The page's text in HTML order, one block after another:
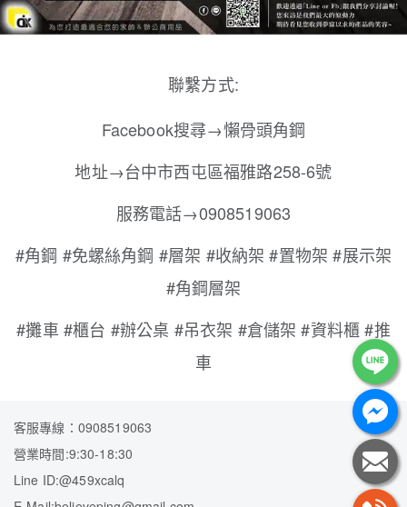
聯繫方式:
Facebook搜尋→懶骨頭角鋼
地址→台中市西屯區福雅路258-6號
服務電話→0908519063
#角鋼 #免螺絲角鋼 #層架 #收納架 #置物架 #展示架
#角鋼層架
#攤車 #櫃台 #辦公桌 #吊衣架 #倉儲架 #資料櫃 #推
車
客服專線：0908519063
營業時間:9:30-18:30
Line ID:@459xcalq